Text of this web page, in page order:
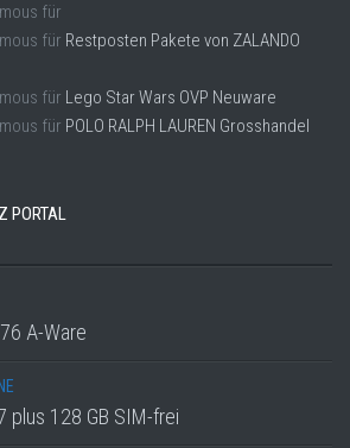
für
für Restposten Pakete von ZALANDO
für Lego Star Wars OVP Neuware
für POLO RALPH LAUREN Grosshandel
PORTAL
A-Ware
plus 128 GB SIM-frei